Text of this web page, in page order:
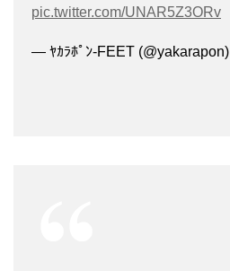
pic.twitter.com/UNAR5Z3ORv
— ﾔｶﾗﾎﾟﾝ-FEET (@yakarapon)